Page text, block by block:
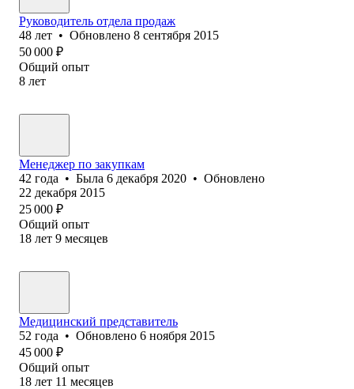
Руководитель отдела продаж
48 лет • Обновлено 8 сентября 2015
50 000 ₽
Общий опыт
8 лет
Менеджер по закупкам
42 года • Была 6 декабря 2020 • Обновлено
22 декабря 2015
25 000 ₽
Общий опыт
18 лет 9 месяцев
Медицинский представитель
52 года • Обновлено 6 ноября 2015
45 000 ₽
Общий опыт
18 лет 11 месяцев